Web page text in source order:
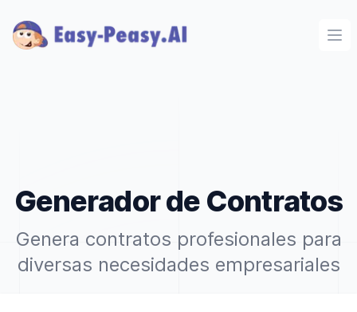
Generador de Contratos
Genera contratos profesionales para
diversas necesidades empresariales